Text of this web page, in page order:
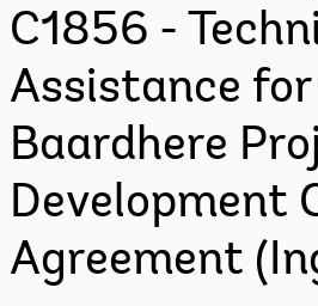
C1856 -
Assistance
Baardhere
Development
Agreement